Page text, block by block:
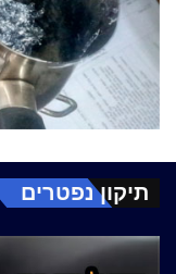
תיקון נפטרים